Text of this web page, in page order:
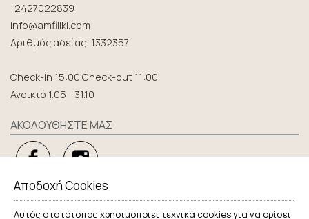
2427022839
info@amfiliki.com
Αριθμός αδείας: 1332357
Check-in 15:00 Check-out 11:00
Ανοικτό 1.05 - 31.10
ΑΚΟΛΟΥΘΉΣΤΕ ΜΑΣ
ΕΞΕΡΕΥΝΉΣΤΕ
Αποδοχή Cookies
Αυτός ο ιστότοπος χρησιμοποιεί τεχνικά cookies για να ορίσει